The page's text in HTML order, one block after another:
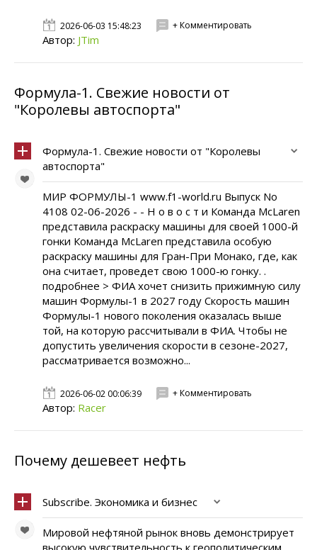
2026-06-03 15:48:23 + Комментировать
Автор: JTim
Формула-1. Свежие новости от
"Королевы автоспорта"
Формула-1. Свежие новости от "Королевы
автоспорта"
МИР ФОРМУЛЫ-1 www.f1-world.ru Выпуск No
4108 02-06-2026 - - Н о в о с т и Команда McLaren
представила раскраску машины для своей 1000-й
гонки Команда McLaren представила особую
раскраску машины для Гран-При Монако, где, как
она считает, проведет свою 1000-ю гонку. .
подробнее > ФИА хочет снизить прижимную силу
машин Формулы-1 в 2027 году Скорость машин
Формулы-1 нового поколения оказалась выше
той, на которую рассчитывали в ФИА. Чтобы не
допустить увеличения скорости в сезоне-2027,
рассматривается возможно...
2026-06-02 00:06:39 + Комментировать
Автор: Racer
Почему дешевеет нефть
Subscribe. Экономика и бизнес
Мировой нефтяной рынок вновь демонстрирует
высокую чувствительность к геополитическим